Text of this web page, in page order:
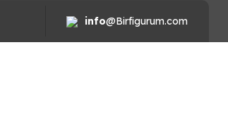
info@Birfigurum.com